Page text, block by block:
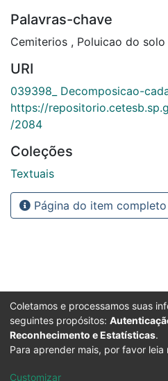
Palavras-chave
Cemiterios , Poluicao do solo
URI
039398_ Decomposicao-
https://
/2084
Coleções
Textuais
Página do item completo
Coletamos e processamos suas
seguintes propósitos:
Reconhecimento e Estatísticas.
Para aprender mais, por favor leia
Customizar